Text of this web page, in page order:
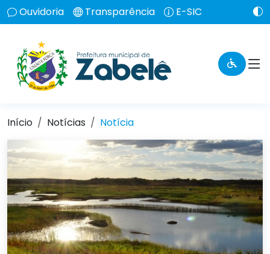
Ouvidoria Transparência E-SIC
Início Notícias Notícia